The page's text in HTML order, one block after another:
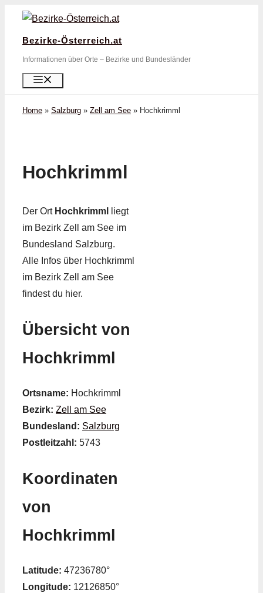
Zum
springen
Bezirke-Österreich.at
Informationen über Orte – Bezirke und Bundesländer
Home » Salzburg » Zell am See » Hochkrimml
Hochkrimml
Der Ort Hochkrimml
liegt
im Bezirk Zell am See im
Bundesland Salzburg.
Alle Infos über Hochkrimml
im Bezirk Zell am See
findest du hier.
Übersicht von
Hochkrimml
Ortsname: Hochkrimml
Bezirk: Zell am See
Bundesland: Salzburg
Postleitzahl: 5743
Koordinaten
von
Hochkrimml
Latitude: 47236780°
Longitude: 12126850°